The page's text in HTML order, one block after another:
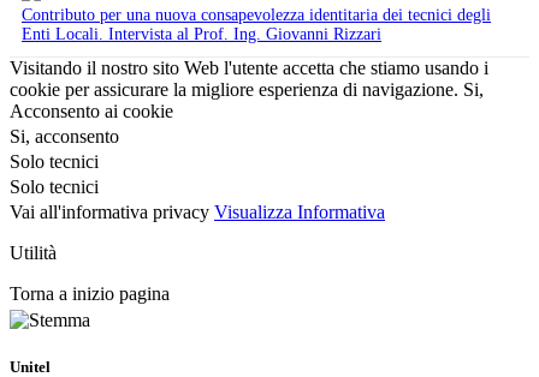
Contributo per una nuova consapevolezza identitaria dei tecnici degli
Enti Locali. Intervista al Prof. Ing. Giovanni Rizzari
Visitando il nostro sito Web l'utente accetta che stiamo usando i
cookie per assicurare la migliore esperienza di navigazione. Si,
Acconsento ai cookie
Si, acconsento
Solo tecnici
Solo tecnici
Vai all'informativa privacy Visualizza Informativa
Utilità
Torna a inizio pagina
Unitel